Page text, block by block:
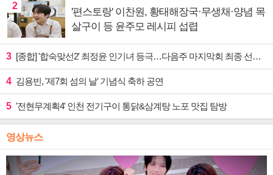
2
'편스토랑' 이찬원, 황태해장국·무생채·양념 목
살구이 등 윤주모 레시피 섭렵
3 [종합] '합숙맞선2' 최정윤 인기녀 등극…다음주 마지막회 최종 선택 예고
4 김용빈, '제7회 섬의 날' 기념식 축하 공연
5 '전현무계획4' 인천 전기구이 통닭&삼계탕 노포 맛집 탐방
영상뉴스